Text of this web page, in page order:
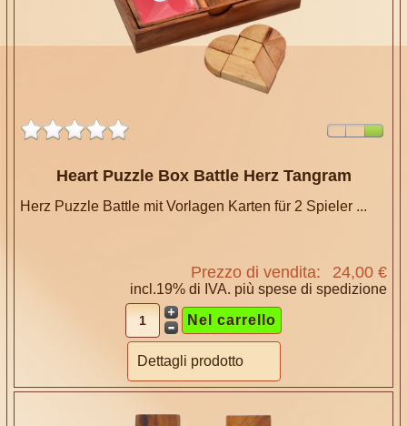
Heart Puzzle Box Battle Herz Tangram
Herz Puzzle Battle mit Vorlagen Karten für 2 Spieler ...
Prezzo di vendita: 24,00 €
incl.19% di IVA. più spese di spedizione
Dettagli prodotto